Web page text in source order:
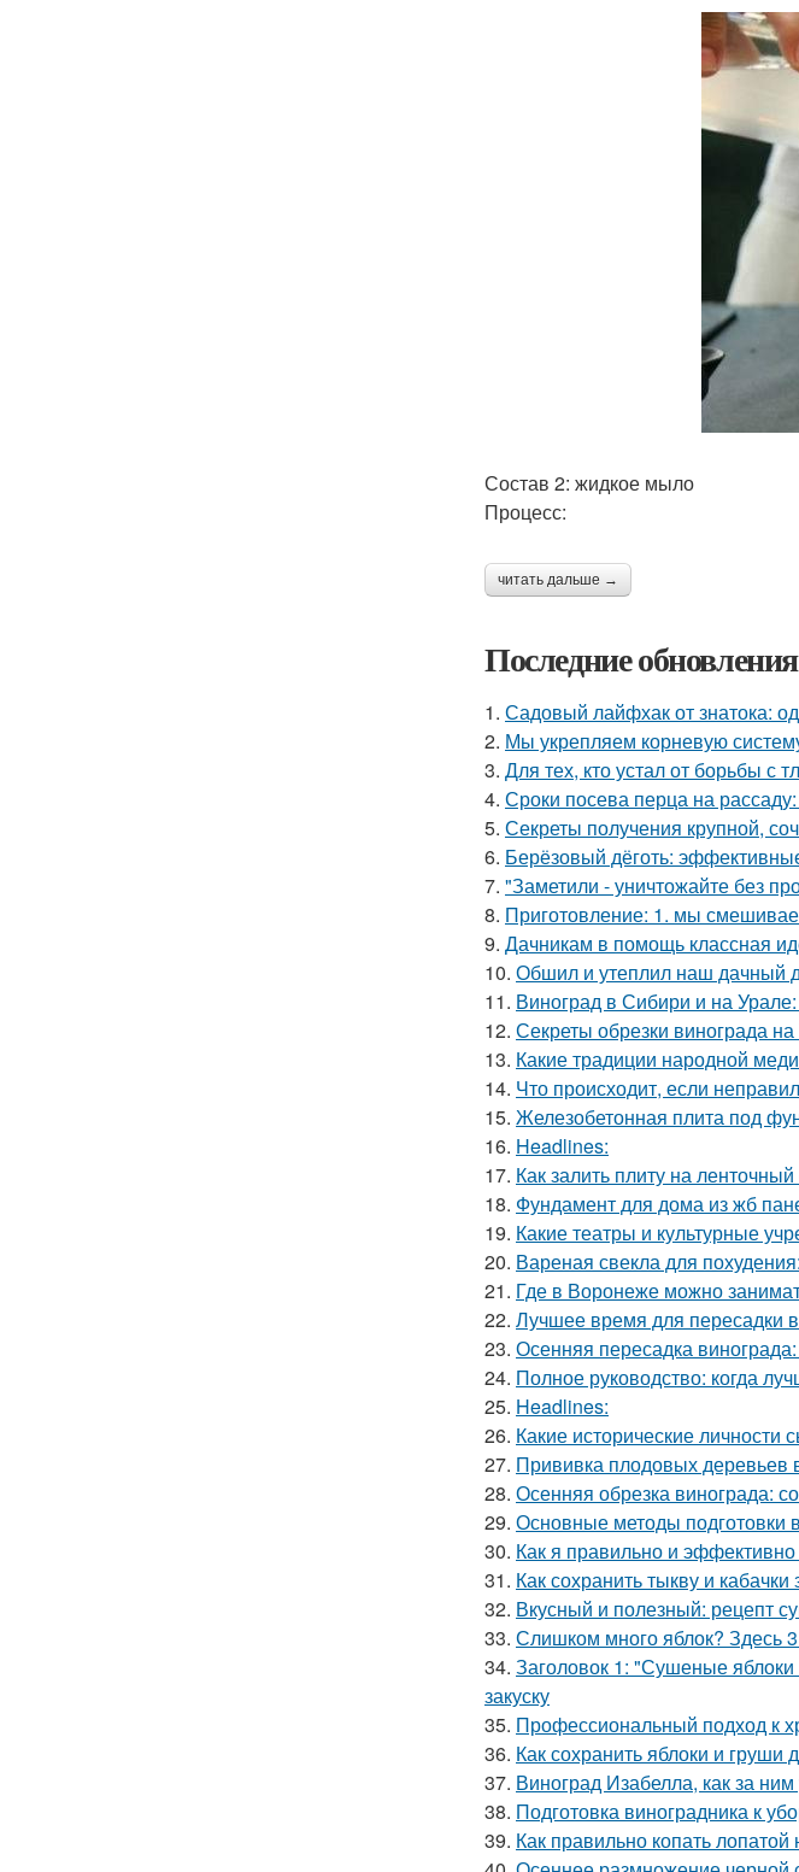
Состав 2: жидкое мыло
Процесс:
читать дальше →
Последние
1. Садовый лайфхак от знатока:
2. Мы укрепляем корневую
3. Для тех, кто устал от борьбы с
4. Сроки посева перца на рассаду:
5. Секреты получения крупной,
6. Берёзовый дёготь:
7. "Заметили - уничтожайте без
8. Приготовление: 1. мы
9. Дачникам в помощь классная
10. Обшил и утеплил наш дачный
11. Виноград в Сибири и на Урале:
12. Секреты обрезки винограда
13. Какие традиции народной
14. Что происходит, если
15. Железобетонная плита под
16. Headlines:
17. Как залить плиту на
18. Фундамент для дома из жб
19. Какие театры и культурные
20. Вареная свекла для
21. Где в Воронеже можно
22. Лучшее время для пересадки
23. Осенняя пересадка
24. Полное руководство: когда
25. Headlines:
26. Какие исторические
27. Прививка плодовых деревьев
28. Осенняя обрезка винограда:
29. Основные методы подготовки
30. Как я правильно и
31. Как сохранить тыкву и
32. Вкусный и полезный: рецепт
33. Слишком много яблок? Здесь
34. Заголовок 1: "Сушеные
закуску
35. Профессиональный подход к
36. Как сохранить яблоки и
37. Виноград Изабелла, как за
38. Подготовка виноградника к
39. Как правильно копать лопатой